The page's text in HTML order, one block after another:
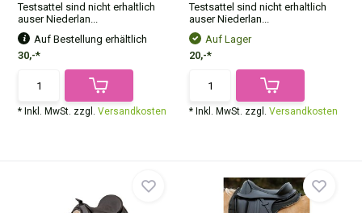
Testsattel sind nicht erhaltlich
auser Niederlan...
Auf Bestellung erhältlich
30,-*
* Inkl. MwSt. zzgl.Versandkosten
Testsattel sind nicht erhaltlich
auser Niederlan...
Auf Lager
20,-*
* Inkl. MwSt. zzgl. Versandkosten